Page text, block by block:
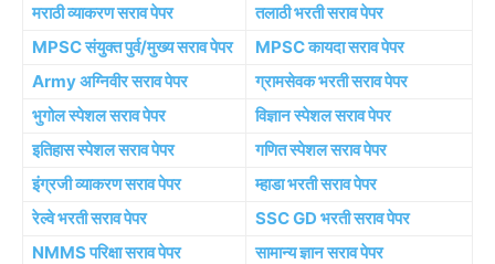
मराठी व्याकरण सराव पेपर
तलाठी भरती सराव पेपर
MPSC संयुक्त पुर्व/मुख्य सराव पेपर
MPSC कायदा सराव पेपर
Army अग्निवीर सराव पेपर
ग्रामसेवक भरती सराव पेपर
भुगोल स्पेशल सराव पेपर
विज्ञान स्पेशल सराव पेपर
इतिहास स्पेशल सराव पेपर
गणित स्पेशल सराव पेपर
इंग्रजी व्याकरण सराव पेपर
म्हाडा भरती सराव पेपर
रेल्वे भरती सराव पेपर
SSC GD भरती सराव पेपर
NMMS परिक्षा सराव पेपर
सामान्य ज्ञान सराव पेपर